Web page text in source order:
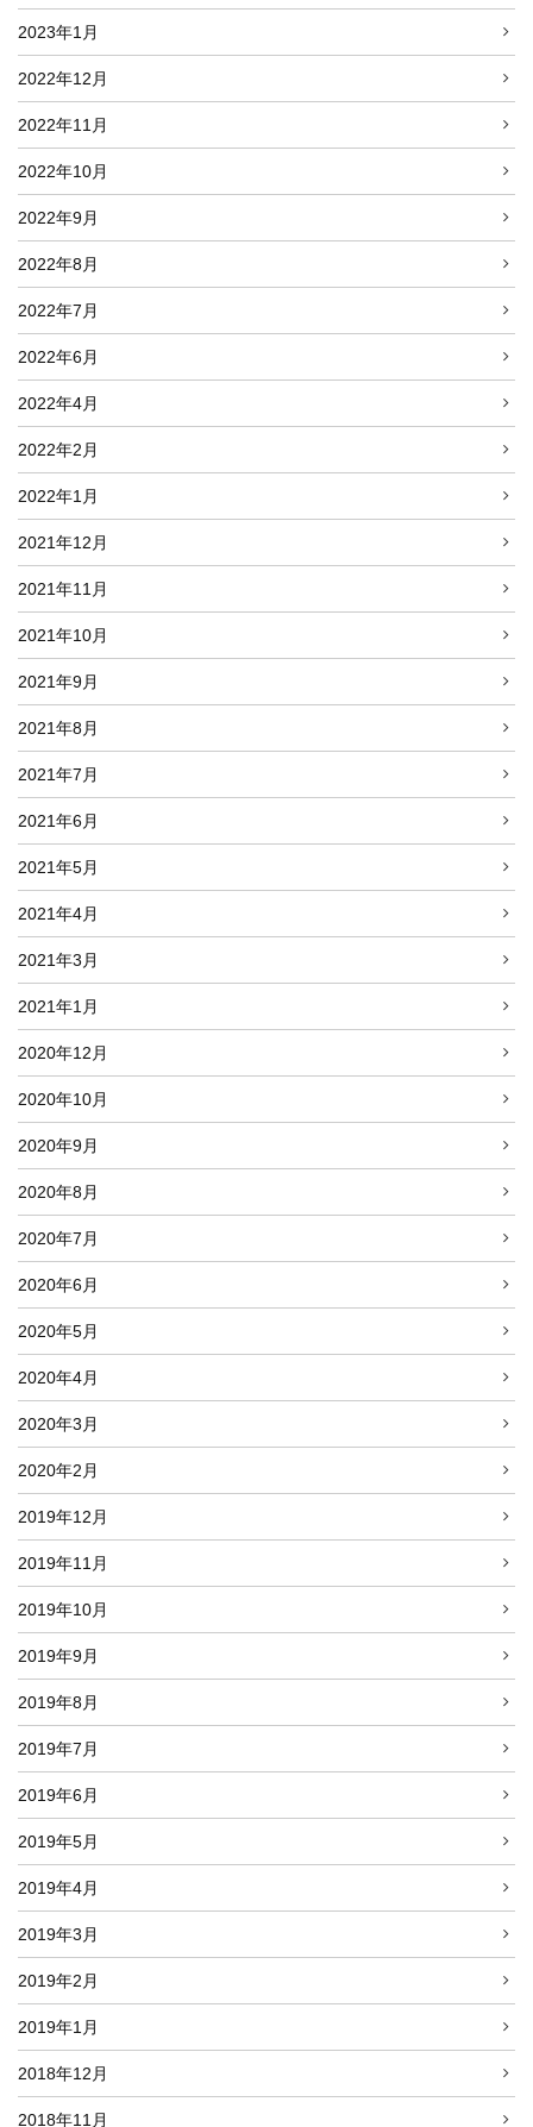
2023年1月
2022年12月
2022年11月
2022年10月
2022年9月
2022年8月
2022年7月
2022年6月
2022年4月
2022年2月
2022年1月
2021年12月
2021年11月
2021年10月
2021年9月
2021年8月
2021年7月
2021年6月
2021年5月
2021年4月
2021年3月
2021年1月
2020年12月
2020年10月
2020年9月
2020年8月
2020年7月
2020年6月
2020年5月
2020年4月
2020年3月
2020年2月
2019年12月
2019年11月
2019年10月
2019年9月
2019年8月
2019年7月
2019年6月
2019年5月
2019年4月
2019年3月
2019年2月
2019年1月
2018年12月
2018年11月